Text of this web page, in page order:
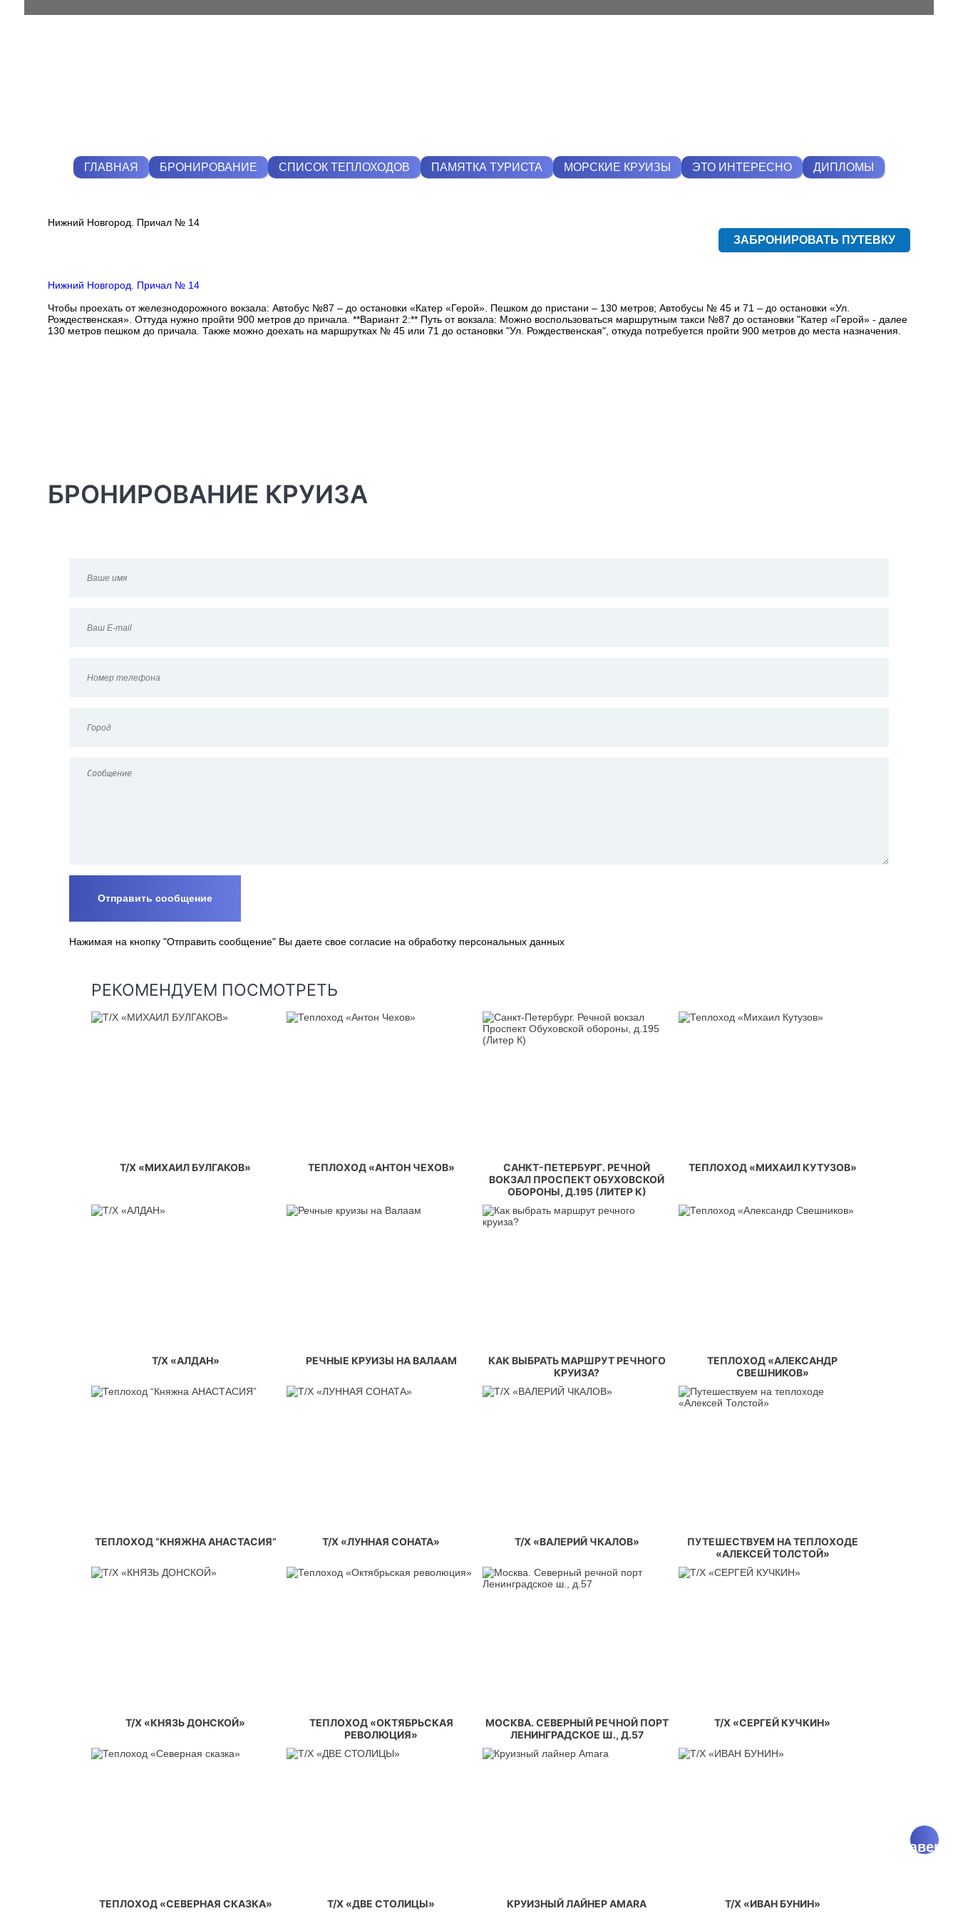
ГЛАВНАЯ БРОНИРОВАНИЕ СПИСОК ТЕПЛОХОДОВ ПАМЯТКА ТУРИСТА МОРСКИЕ КРУИЗЫ ЭТО ИНТЕРЕСНО ДИПЛОМЫ
Нижний Новгород. Причал № 14
ЗАБРОНИРОВАТЬ ПУТЕВКУ
Нижний Новгород. Причал № 14
Чтобы проехать от железнодорожного вокзала: Автобус №87 – до остановки «Катер «Герой». Пешком до пристани – 130 метров; Автобусы № 45 и 71 – до остановки «Ул.
Рождественская». Оттуда нужно пройти 900 метров до причала. **Вариант 2:** Путь от вокзала: Можно воспользоваться маршрутным такси №87 до остановки "Катер «Герой» - далее
130 метров пешком до причала. Также можно доехать на маршрутках № 45 или 71 до остановки "Ул. Рождественская", откуда потребуется пройти 900 метров до места назначения.
БРОНИРОВАНИЕ КРУИЗА
Нажимая на кнопку "Отправить сообщение" Вы даете свое согласие на обработку персональных данных
РЕКОМЕНДУЕМ ПОСМОТРЕТЬ
Т/Х «МИХАИЛ БУЛГАКОВ» ТЕПЛОХОД «АНТОН ЧЕХОВ»
САНКТ-ПЕТЕРБУРГ. РЕЧНОЙ
ВОКЗАЛ ПРОСПЕКТ ОБУХОВСКОЙ
ОБОРОНЫ, Д.195 (ЛИТЕР К)
ТЕПЛОХОД «МИХАИЛ КУТУЗОВ»
Т/Х «АЛДАН» РЕЧНЫЕ КРУИЗЫ НА ВАЛААМ
КАК ВЫБРАТЬ МАРШРУТ РЕЧНОГО
КРУИЗА?
ТЕПЛОХОД «АЛЕКСАНДР
СВЕШНИКОВ»
ТЕПЛОХОД “КНЯЖНА АНАСТАСИЯ” Т/Х «ЛУННАЯ СОНАТА» Т/Х «ВАЛЕРИЙ ЧКАЛОВ»
ПУТЕШЕСТВУЕМ НА ТЕПЛОХОДЕ
«АЛЕКСЕЙ ТОЛСТОЙ»
Т/Х «КНЯЗЬ ДОНСКОЙ»
ТЕПЛОХОД «ОКТЯБРЬСКАЯ
РЕВОЛЮЦИЯ»
МОСКВА. СЕВЕРНЫЙ РЕЧНОЙ ПОРТ
ЛЕНИНГРАДСКОЕ Ш., Д.57
Т/Х «СЕРГЕЙ КУЧКИН»
ТЕПЛОХОД «СЕВЕРНАЯ СКАЗКА» Т/Х «ДВЕ СТОЛИЦЫ» КРУИЗНЫЙ ЛАЙНЕР AMARA Т/Х «ИВАН БУНИН»
Наверх